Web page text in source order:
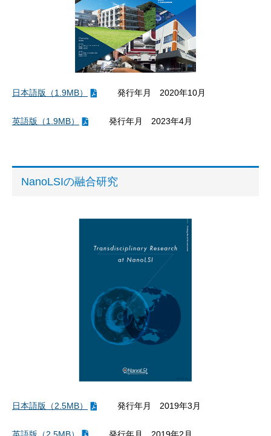
日本語版（1.9MB） 発行年月 2020年10月
英語版（1.9MB） 発行年月 2023年4月
NanoLSIの融合研究
日本語版（2.5MB） 発行年月 2019年3月
英語版（2.5MB） 発行年月 2019年2月